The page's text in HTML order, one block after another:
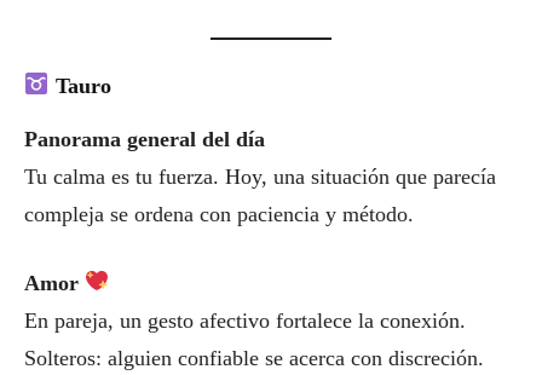
Tauro
Panorama general del día
Tu calma es tu fuerza. Hoy, una situación que parecía
compleja se ordena con paciencia y método.
Amor
En pareja, un gesto afectivo fortalece la conexión.
Solteros: alguien confiable se acerca con discreción.